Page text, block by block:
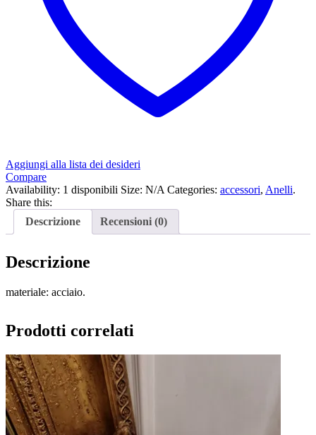
Aggiungi alla lista dei desideri
Compare
Availability: 1 disponibili Size: N/A Categories: accessori, Anelli.
Share this:
Descrizione
Recensioni (0)
Descrizione
materiale: acciaio.
Prodotti correlati